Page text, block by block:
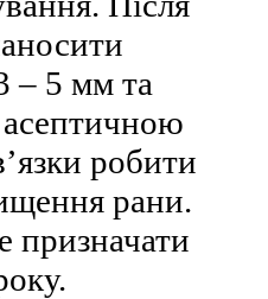
– 5 мм та
робити
рани.
призначати